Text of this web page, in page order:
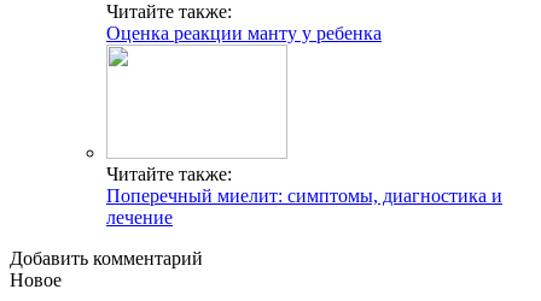
Читайте также:
Оценка реакции манту у ребенка
Читайте также:
Поперечный миелит: симптомы, диагностика и
лечение
Добавить комментарий
Новое